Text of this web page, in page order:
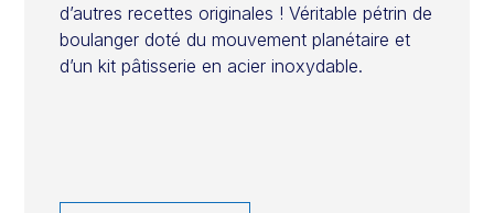
d’autres recettes originales ! Véritable pétrin de
boulanger doté du mouvement planétaire et
d’un kit pâtisserie en acier inoxydable.